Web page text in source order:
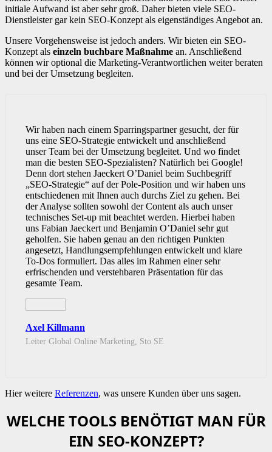
initiale Aufwand ist aber sehr groß. Daher bieten viele SEO-
Dienstleister gar kein SEO-Konzept als eigenständiges Angebot an.
Unsere Vorgehensweise ist jedoch anders. Wir bieten ein SEO-
Konzept als einzeln buchbare Maßnahme an. Anschließend
können wir optional die Marketing-Verantwortlichen weiter beraten
und bei der Umsetzung begleiten.
Wir haben nach einem Sparringspartner gesucht, der für
uns eine SEO-Strategie entwickelt und anschließend
unser Team bei der Umsetzung begleitet. Und wo findet
man die besten SEO-Spezialisten? Natürlich bei Google!
Denn dort stehen Jaeckert O’Daniel beim Suchbegriff
„SEO-Strategie“ auf der Pole-Position und wir haben uns
entschiedenen mit Ihnen auch durchs Ziel zu gehen. Bei
der Analyse sollten sowohl der Content als auch unser
technisches Set-up mit beachtet werden. Hierbei haben
uns Fabian Jaeckert und Benjamin O’Daniel sehr gut
geholfen. Sie haben genau an den richtigen Punkten
angesetzt, Handlungsempfehlungen entwickelt und klare
To-Dos formuliert. Das alles im Rahmen einer sehr
erfrischenden und verstehbaren Präsentation für das
gesamte Team.
Axel Killmann
Leiter Global Online Marketing, Sto SE
Hier weitere Referenzen, was unsere Kunden über uns sagen.
WELCHE TOOLS BENÖTIGT MAN FÜR
EIN SEO-KONZEPT?